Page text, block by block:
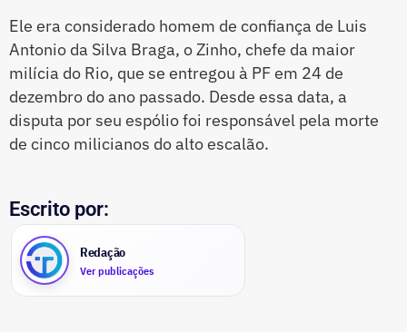
Ele era considerado homem de confiança de Luis
Antonio da Silva Braga, o Zinho, chefe da maior
milícia do Rio, que se entregou à PF em 24 de
dezembro do ano passado. Desde essa data, a
disputa por seu espólio foi responsável pela morte
de cinco milicianos do alto escalão.
Escrito por:
Redação
Ver publicações